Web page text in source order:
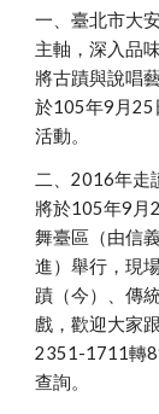
一、臺北市大
主軸，深入品
將古蹟與說唱
於105年9月25
活動。
二、2016年走
將於105年9月
舞臺區（由信
進）舉行，現
蹟（今）、傳
戲，歡迎大家
2351-1711轉
查詢。